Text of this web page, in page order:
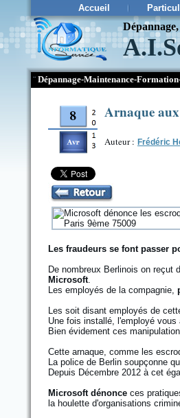
Accueil
¨ Dépannage-Maintenance-
Arnaque
Auteur : Frédéric
Les fraudeurs se font passer
De nombreux Berlinois on reçut
Microsoft.
Les employés de la compagnie,
Les soit disant employés de
Une fois installé, l'employé
Bien évidement ces
Cette arnaque, comme les
La police de Berlin soupçonne
Depuis Décembre 2012 à cet
Microsoft dénonce ces
la houlette d'organisations